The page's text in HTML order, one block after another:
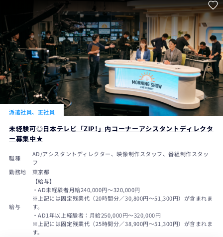
派遣社員、正社員
未経験可◎日本テレビ「ZIP!」内コーナーアシスタントディレクタ
ー募集中★
職種
AD/アシスタントディレクター、映像制作スタッフ、番組制作スタッ
フ
勤務地
東京都
給与
【給与】
・AD未経験者月給240,000円〜320,000円
※上記には固定残業代（20時間分／30,800円～51,300円）が含まれま
す。
・AD1年以上経験者：月給250,000円～320,000円
※上記には固定残業代（25時間分／38,900円～51,300円）が含まれま
す。